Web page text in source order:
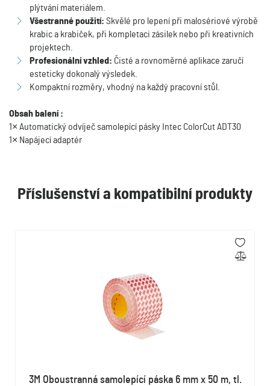
plýtvání materiálem.
Všestranné použití: Skvělé pro lepení při malosériové výrobě
krabic a krabiček, při kompletaci zásilek nebo při kreativních
projektech.
Profesionální vzhled: Čisté a rovnoměrné aplikace zaručí
esteticky dokonalý výsledek.
Kompaktní rozměry, vhodný na každý pracovní stůl.
Obsah balení :
1× Automatický odvíječ samolepící pásky Intec ColorCut ADT30
1× Napájecí adaptér
Příslušenství a kompatibilní produkty
3M Oboustranná samolepící páska 6 mm x 50 m, tl.